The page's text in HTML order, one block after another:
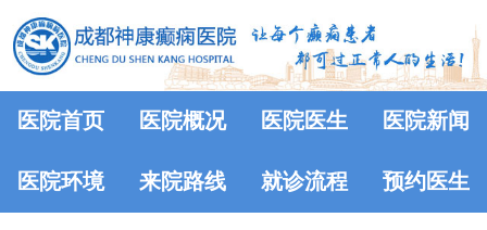
医院首页 医院概况 医院医生 医院新闻
医院环境 来院路线 就诊流程 预约医生